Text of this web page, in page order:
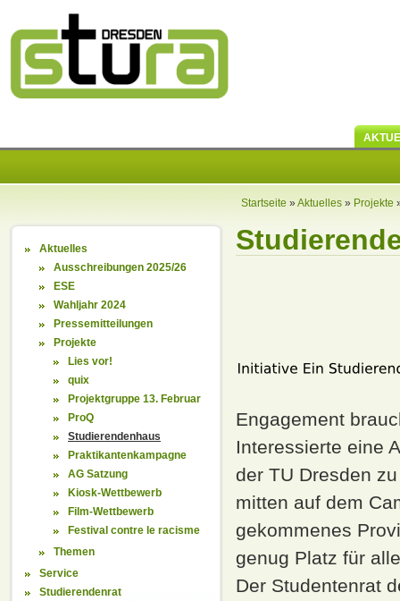
Startseite »Aktuelles» Projekte
Aktuelles
Ausschreibungen 2025/26
ESE
Wahljahr 2024
Pressemitteilungen
Projekte
Lies vor!
quix
Projektgruppe 13. Februar
ProQ
Studierendenhaus
Praktikantenkampagne
AG Satzung
Kiosk-Wettbewerb
Film-Wettbewerb
Festival contre le racisme
Themen
Service
Studierendenrat
Engagement
Interessierte eine
der TU Dresden
mitten auf dem
gekommenes
genug Platz für
Der Studentenrat